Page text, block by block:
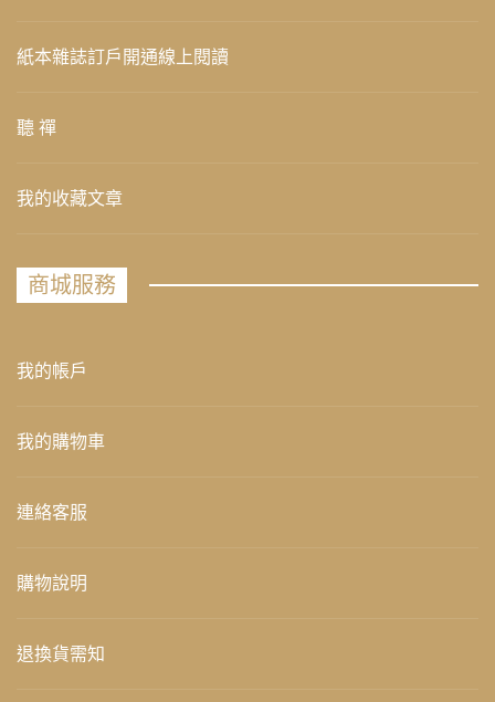
紙本雜誌訂戶開通線上閱讀
聽 禪
我的收藏文章
商城服務
我的帳戶
我的購物車
連絡客服
購物說明
退換貨需知